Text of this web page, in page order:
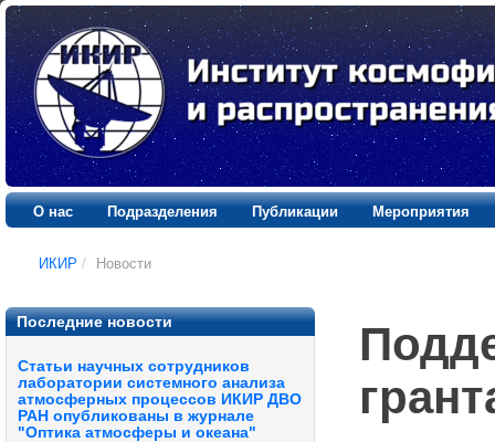
О нас Подразделения Публикации Мероприятия
ИКИР / Новости
Последние новости
Статьи научных сотрудников
лаборатории системного анализа
атмосферных процессов ИКИР ДВО
РАН опубликованы в журнале
"Оптика атмосферы и океана"